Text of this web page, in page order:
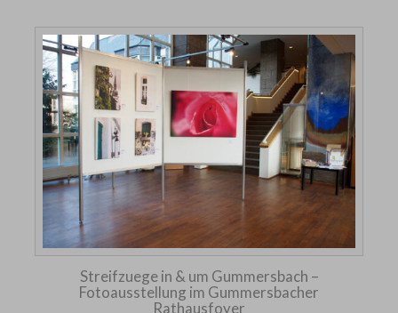
Streifzuege in & um Gummersbach –
Fotoausstellung im Gummersbacher
Rathausfoyer